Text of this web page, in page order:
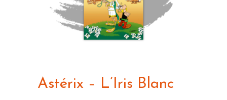
Astérix – L’Iris Blanc